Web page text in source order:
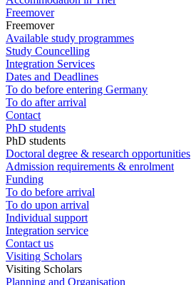
Freemover
Freemover
Available study programmes
Study Councelling
Integration Services
Dates and Deadlines
To do before entering Germany
To do after arrival
Contact
PhD students
PhD students
Doctoral degree & research opportunities
Admission requirements & enrolment
Funding
To do before arrival
To do upon arrival
Individual support
Integration service
Contact us
Visiting Scholars
Visiting Scholars
Planning and Organisation